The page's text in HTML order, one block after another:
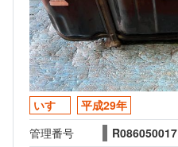
いすゞ
平成29年
管理番号
R086050017